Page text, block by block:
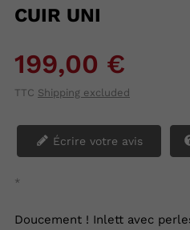
CUIR UNI
199,00 €
TTC Shipping excluded
Écrire votre avis
*
Doucement ! Inlett avec